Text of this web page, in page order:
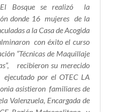
Bosque se realizó la
donde 16 mujeres de la
a la Casa de Acogida
con éxito el curso
“Técnicas de Maquillaje
recibieron su merecido
por el OTEC LA
asistieron familiares de
Valenzuela, Encargada de